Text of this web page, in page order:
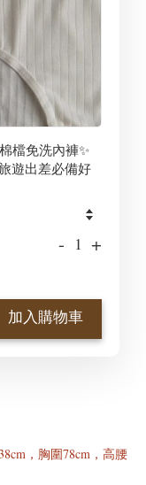
檔免洗內褲✨
遊出差必備好
- +
加入購物車
，胸圍78cm，高腰